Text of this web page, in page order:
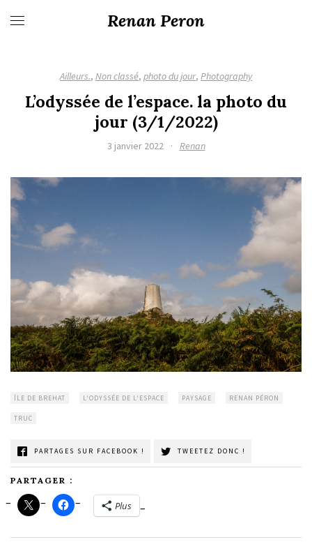
Renan Peron
Ailleurs., Non classé, photo du jour, Photography
L’odyssée de l’espace. la photo du
jour (3/1/2022)
3 janvier 2022 · Renan
ÎLE DE BREHAT L'ODYSSÉE DE L'ESPACE PAYSAGE RENAN PÉRON
TRUC
PARTAGES SUR FACEBOOK ! TWEETEZ DONC !
PARTAGER :
Plus